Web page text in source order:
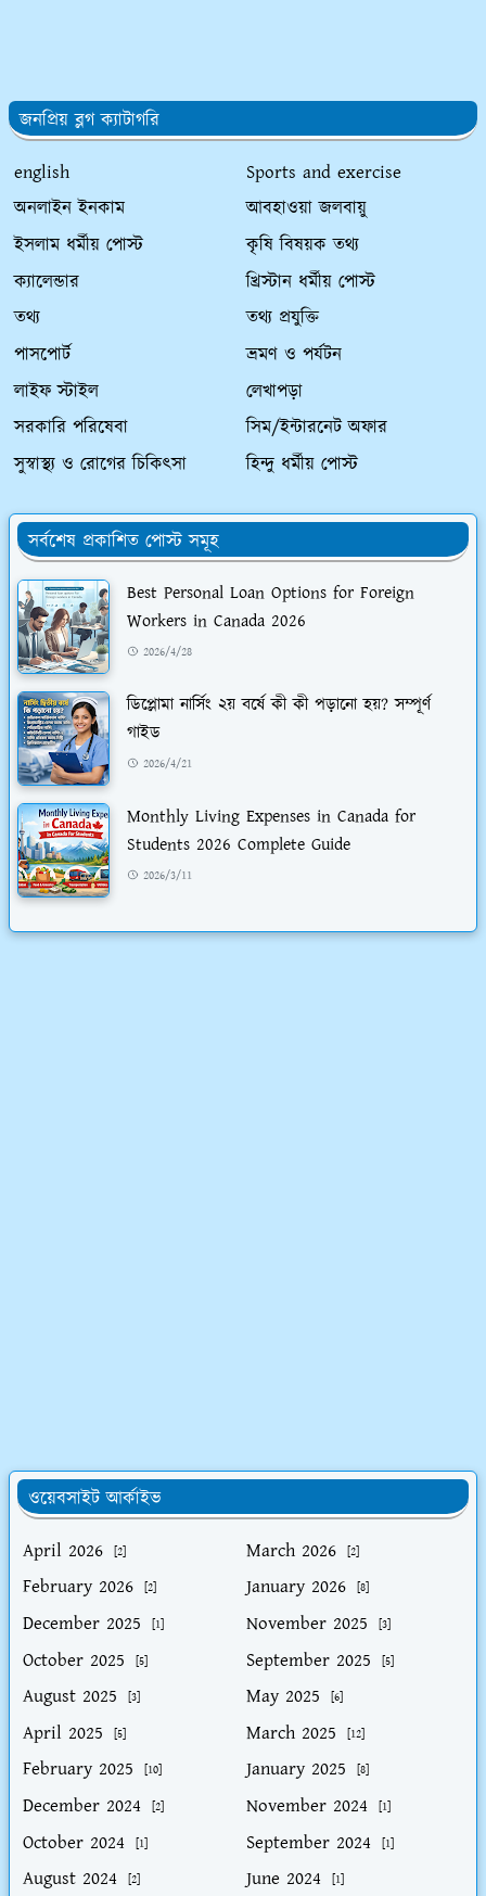
জনপ্রিয় ব্লগ ক্যাটাগরি
english
Sports and exercise
অনলাইন ইনকাম
আবহাওয়া জলবায়ু
ইসলাম ধর্মীয় পোস্ট
কৃষি বিষয়ক তথ্য
ক্যালেন্ডার
খ্রিস্টান ধর্মীয় পোস্ট
তথ্য
তথ্য প্রযুক্তি
পাসপোর্ট
ভ্রমণ ও পর্যটন
লাইফ স্টাইল
লেখাপড়া
সরকারি পরিষেবা
সিম/ইন্টারনেট অফার
সুস্বাস্থ্য ও রোগের চিকিৎসা
হিন্দু ধর্মীয় পোস্ট
সর্বশেষ প্রকাশিত পোস্ট সমূহ
Best Personal Loan Options for Foreign
Workers in Canada 2026
2026/4/28
ডিপ্লোমা নার্সিং ২য় বর্ষে কী কী পড়ানো হয়? সম্পূর্ণ
গাইড
2026/4/21
Monthly Living Expenses in Canada for
Students 2026 Complete Guide
2026/3/11
ওয়েবসাইট আর্কাইভ
April 2026
[2] March 2026 [2]
February 2026 [2] January 2026 [8]
December 2025 [1] November 2025 [3]
October 2025 [5] September 2025 [5]
August 2025 [3] May 2025 [6]
April 2025 [5] March 2025 [12]
February 2025 [10] January 2025 [8]
December 2024 [2] November 2024 [1]
October 2024 [1] September 2024 [1]
August 2024 [2] June 2024 [1]